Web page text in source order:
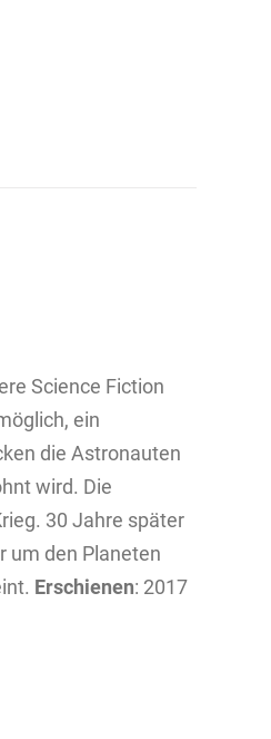
Science Fiction
ein
die Astronauten
wird. Die
30 Jahre später
um den Planeten
Erschienen: 2017